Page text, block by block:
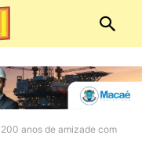
anos de amizade com